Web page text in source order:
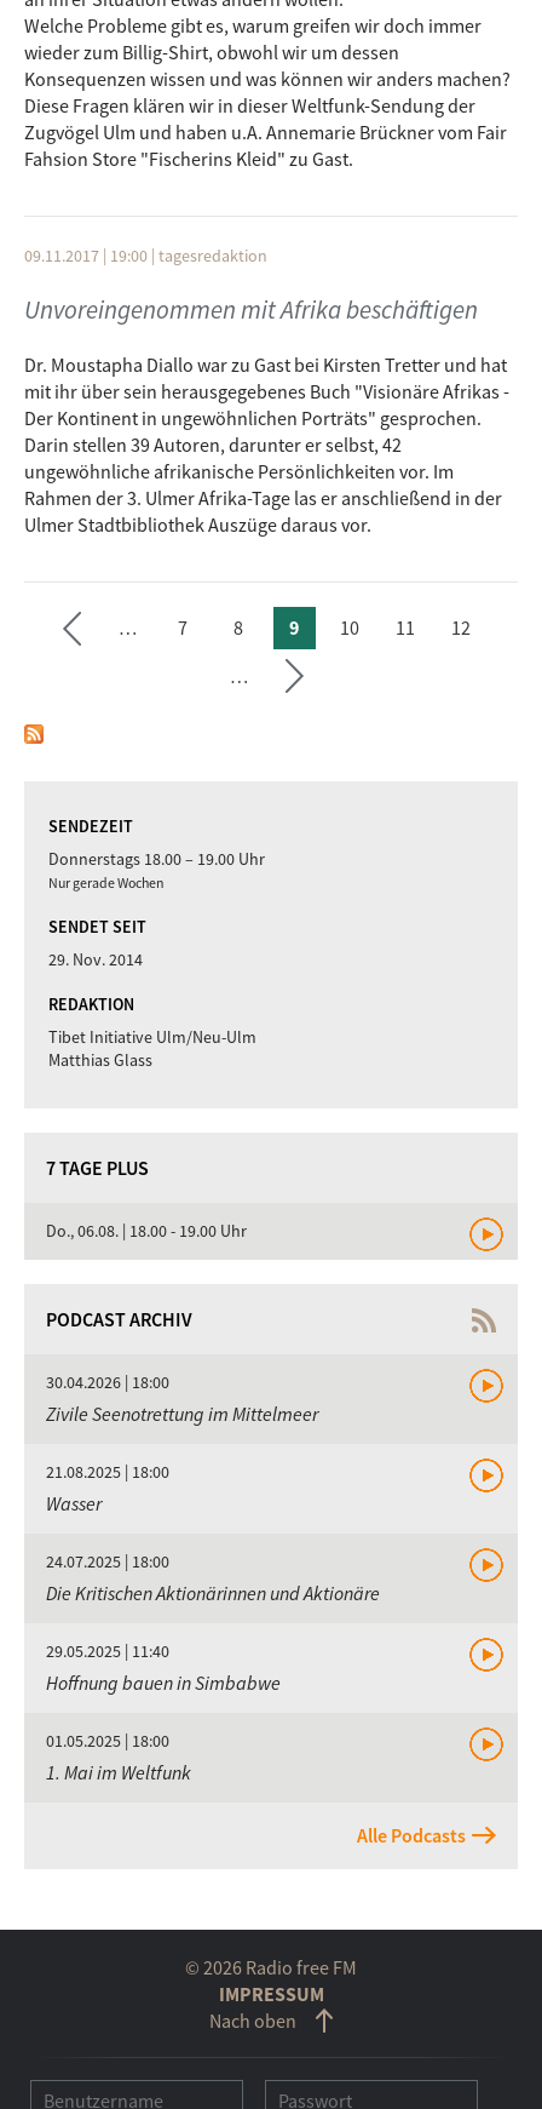
Welche Probleme gibt es, warum greifen wir doch immer
wieder zum Billig-Shirt, obwohl wir um dessen
Konsequenzen wissen und was können wir anders machen?
Diese Fragen klären wir in dieser Weltfunk-Sendung der
Zugvögel Ulm und haben u.A. Annemarie Brückner vom Fair
Fahsion Store "Fischerins Kleid" zu Gast.
09.11.2017 | 19:00 | tagesredaktion
Unvoreingenommen mit Afrika beschäftigen
Dr. Moustapha Diallo war zu Gast bei Kirsten Tretter und hat
mit ihr über sein herausgegebenes Buch "Visionäre Afrikas -
Der Kontinent in ungewöhnlichen Porträts" gesprochen.
Darin stellen 39 Autoren, darunter er selbst, 42
ungewöhnliche afrikanische Persönlichkeiten vor. Im
Rahmen der 3. Ulmer Afrika-Tage las er anschließend in der
Ulmer Stadtbibliothek Auszüge daraus vor.
… 7 8 9 10 11
12
…
ächs
›
SENDEZEIT
Donnerstags 18.00 – 19.00 Uhr
Nur gerade Wochen
SENDET SEIT
29. Nov. 2014
REDAKTION
Tibet Initiative Ulm/Neu-Ulm
Matthias Glass
7 TAGE PLUS
Do., 06.08. | 18.00 - 19.00 Uhr
PODCAST ARCHIV
30.04.2026 | 18:00
Zivile Seenotrettung im Mittelmeer
21.08.2025 | 18:00
Wasser
24.07.2025 | 18:00
Die Kritischen Aktionärinnen und Aktionäre
29.05.2025 | 11:40
Hoffnung bauen in Simbabwe
01.05.2025 | 18:00
1. Mai im Weltfunk
Alle Podcasts
© 2026 Radio free FM
IMPRESSUM
Nach oben